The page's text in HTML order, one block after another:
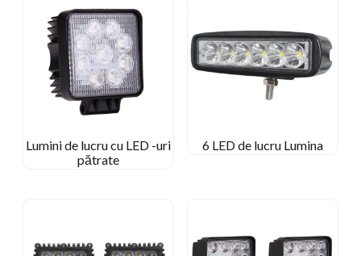
Lumini de lucru cu LED -uri
pătrate
6 LED de lucru Lumina